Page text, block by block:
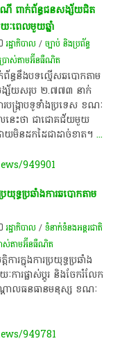
ពាក់ព័ន្ធជនសង្ស័យជិត
ៈពេលមួយឆ្នាំ
រដ្ឋាភិបាល /ច្បាប់ និងប្រព័ន្ធ
ប្រាស់តាមអ៊ីនធឺណិត
ន្ធនឹងបទល្មើសឆបោកតាម
សង្ស័យសរុប ២.៧៧៣ នាក់
បង្ក្រាបទូទាំងប្រទេស ខណៈ
នេះថា ជាជោគជ័យមួយ
ដោយមិនដកដៃជាដាច់ខាត។...
949901
យុទ្ធ​ប្រឆាំង​ការ​ឆបោក​តាម​
រដ្ឋាភិបាល /ទំនាក់ទំនងអន្តរជាតិ
ាស់តាមអ៊ីនធឺណិត
រ​ក្នុង​ការ​ប្រយុទ្ធ​ប្រឆាំង​
ការ​ផ្លាស់​ប្តូរ​ និង​ចែករំលែក​
ណ្តាល​ធនធានមនុស្ស​ ខណៈ​
949781